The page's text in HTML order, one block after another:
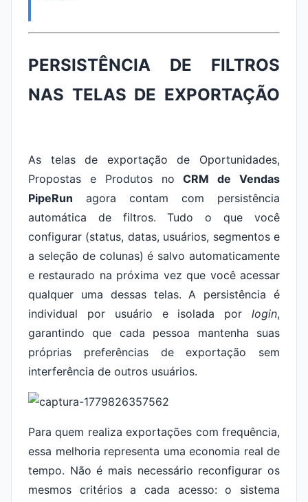
PERSISTÊNCIA DE FILTROS
NAS TELAS DE EXPORTAÇÃO
As telas de exportação de Oportunidades,
Propostas e Produtos noCRM de Vendas
PipeRun agora contam com persistência
automática de filtros. Tudo o que você
configurar (status, datas, usuários, segmentos e
a seleção de colunas) é salvo automaticamente
e restaurado na próxima vez que você acessar
qualquer uma dessas telas. A persistência é
individual por usuário e isolada por login,
garantindo que cada pessoa mantenha suas
próprias preferências de exportação sem
interferência de outros usuários.
Para quem realiza exportações com frequência,
essa melhoria representa uma economia real de
tempo. Não é mais necessário reconfigurar os
mesmos critérios a cada acesso: o sistema